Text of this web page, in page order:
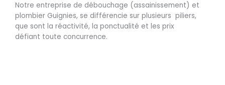
Notre entreprise de débouchage (assainissement) et
plombier Guignies, se différencie sur plusieurs piliers,
que sont la réactivité, la ponctualité et les prix
défiant toute concurrence.